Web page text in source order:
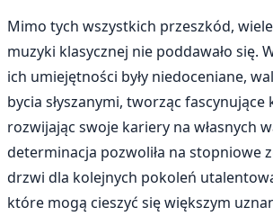
Mimo tych wszystkich przeszkód,
muzyki klasycznej nie poddawało się.
ich umiejętności były niedoceniane,
bycia słyszanymi, tworząc fascynujące
rozwijając swoje kariery na własnych
determinacja pozwoliła na stopniowe
drzwi dla kolejnych pokoleń
które mogą cieszyć się większym